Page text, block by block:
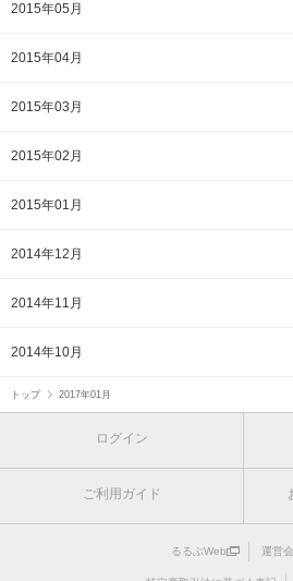
2015年05月
2015年04月
2015年03月
2015年02月
2015年01月
2014年12月
2014年11月
2014年10月
トップ 2017年01月
ログイン
ご利用ガイド
るるぶWeb 運営